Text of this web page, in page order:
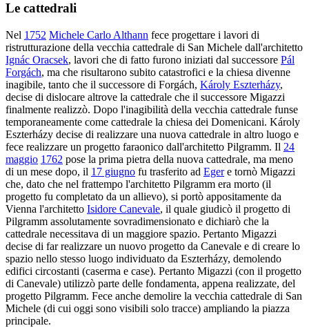
Le cattedrali
Nel 1752 Michele Carlo Althann fece progettare i lavori di
ristrutturazione della vecchia cattedrale di San Michele dall'architetto
Ignác Oracsek, lavori che di fatto furono iniziati dal successore Pál
Forgách, ma che risultarono subito catastrofici e la chiesa divenne
inagibile, tanto che il successore di Forgách, Károly Eszterházy,
decise di dislocare altrove la cattedrale che il successore Migazzi
finalmente realizzò. Dopo l'inagibilità della vecchia cattedrale funse
temporaneamente come cattedrale la chiesa dei Domenicani. Károly
Eszterházy decise di realizzare una nuova cattedrale in altro luogo e
fece realizzare un progetto faraonico dall'architetto Pilgramm. Il 24
maggio 1762 pose la prima pietra della nuova cattedrale, ma meno
di un mese dopo, il 17 giugno fu trasferito ad Egere tornò Migazzi
che, dato che nel frattempo l'architetto Pilgramm era morto (il
progetto fu completato da un allievo), si portò appositamente da
Vienna l'architetto Isidore Canevale, il quale giudicò il progetto di
Pilgramm assolutamente sovradimensionato e dichiarò che la
cattedrale necessitava di un maggiore spazio. Pertanto Migazzi
decise di far realizzare un nuovo progetto da Canevale e di creare lo
spazio nello stesso luogo individuato da Eszterházy, demolendo
edifici circostanti (caserma e case). Pertanto Migazzi (con il progetto
di Canevale) utilizzò parte delle fondamenta, appena realizzate, del
progetto Pilgramm. Fece anche demolire la vecchia cattedrale di San
Michele (di cui oggi sono visibili solo tracce) ampliando la piazza
principale.